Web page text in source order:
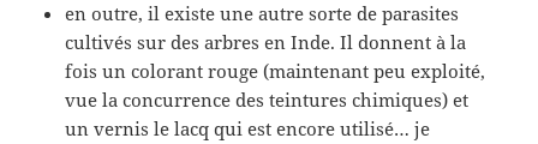
en outre, il existe une autre sorte de parasites
cultivés sur des arbres en Inde. Il donnent à la
fois un colorant rouge (maintenant peu exploité,
vue la concurrence des teintures chimiques) et
un vernis le lacq qui est encore utilisé… je